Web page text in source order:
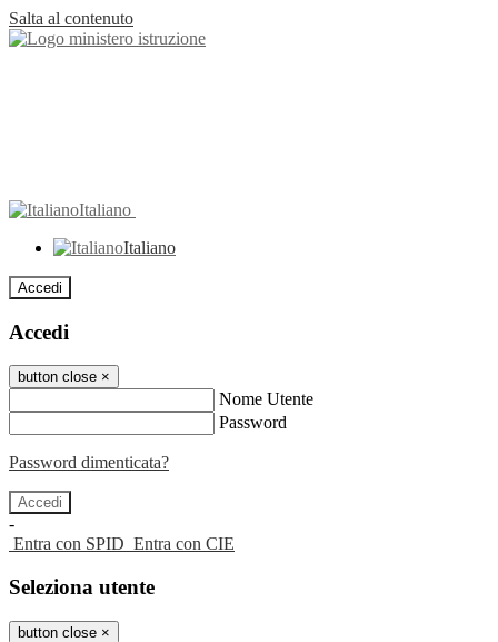
Salta al contenuto
Italiano
Italiano
Accedi
Accedi
button close ×
Nome Utente
Password
Password dimenticata?
-
Entra con SPID Entra con CIE
Seleziona utente
button close ×